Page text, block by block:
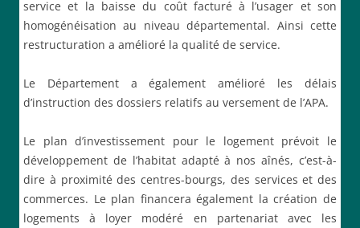
service et la baisse du coût facturé à l’usager et son
homogénéisation au niveau départemental. Ainsi cette
restructuration a amélioré la qualité de service.
Le Département a également amélioré les délais
d’instruction des dossiers relatifs au versement de l’APA.
Le plan d’investissement pour le logement prévoit le
développement de l’habitat adapté à nos aînés, c’est-à-
dire à proximité des centres-bourgs, des services et des
commerces. Le plan financera également la création de
logements à loyer modéré en partenariat avec les